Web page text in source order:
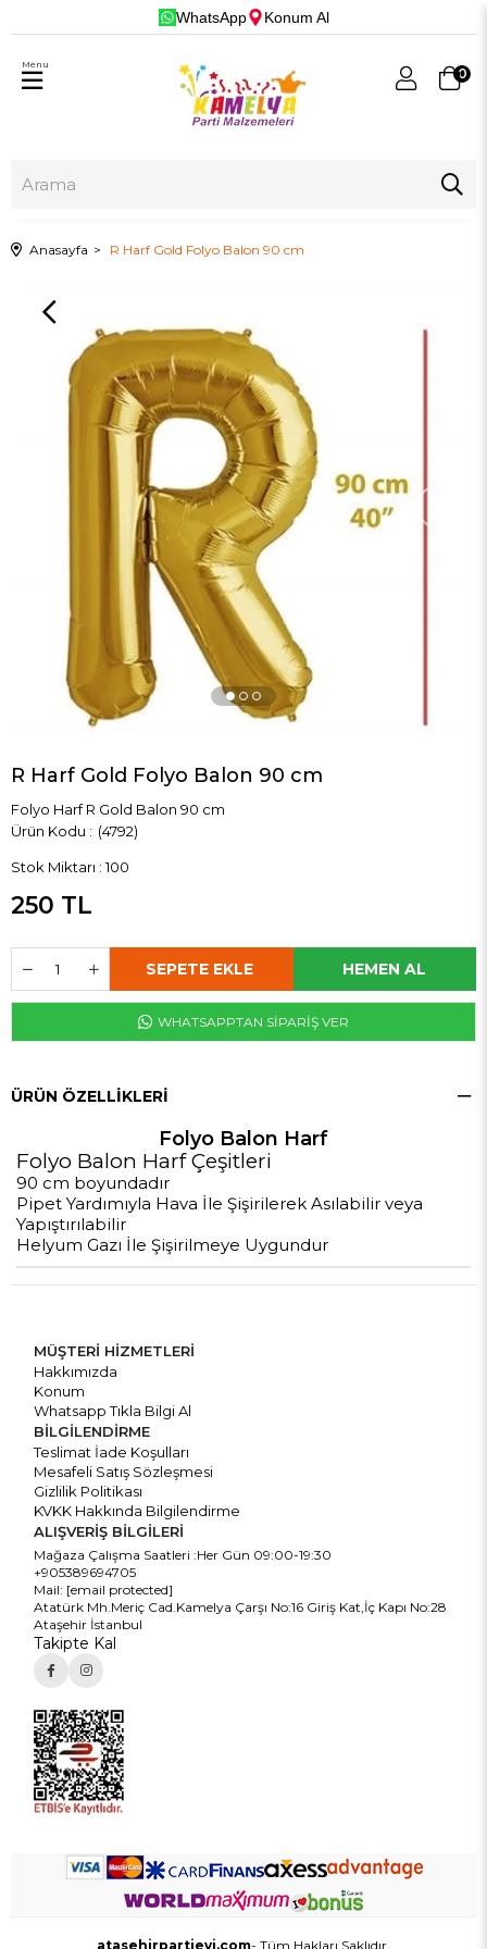
WhatsApp Konum Al
0
Menu
Anasayfa R Harf Gold Folyo Balon 90 cm
R Harf Gold Folyo Balon 90 cm
Folyo Harf R Gold Balon 90 cm
(4792)
Stok Miktarı : 100
250 TL
WHATSAPPTAN SİPARİŞ VER
ÜRÜN ÖZELLIKLERI
Folyo Balon Harf
Folyo Balon Harf Çeşitleri
90 cm boyundadır
Pipet Yardımıyla Hava İle Şişirilerek Asılabilir veya
Yapıştırılabilir
Helyum Gazı İle Şişirilmeye Uygundur
MÜŞTERİ HİZMETLERİ
Hakkımızda
Konum
Whatsapp Tıkla Bilgi Al
BİLGİLENDİRME
Teslimat İade Koşulları
Mesafeli Satış Sözleşmesi
Gizlilik Politikası
KVKK Hakkında Bilgilendirme
ALIŞVERİŞ BİLGİLERİ
Mağaza Çalışma Saatleri :Her Gün 09:00-19:30
+905389694705
Mail: [email protected]
Atatürk Mh.Meriç Cad.Kamelya Çarşı No:16 Giriş Kat,İç Kapı No:28
Ataşehir İstanbul
Takipte Kal
atasehirpartievi.com- Tüm Hakları Saklıdır.